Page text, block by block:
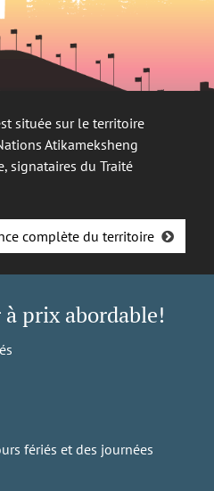
située sur le territoire
Atikameksheng
signataires du Traité
complète du territoire
à prix abordable!
fériés et des journées